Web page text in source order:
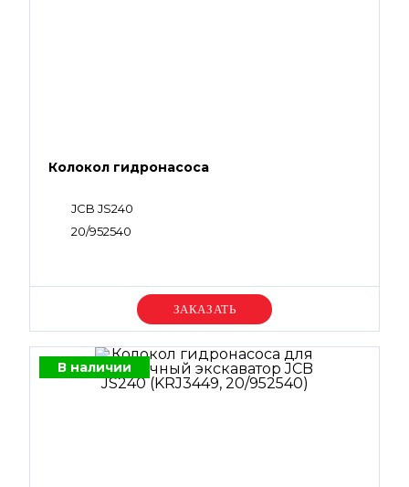
Колокол гидронасоса
JCB JS240
20/952540
Уточняйте цену
В наличии